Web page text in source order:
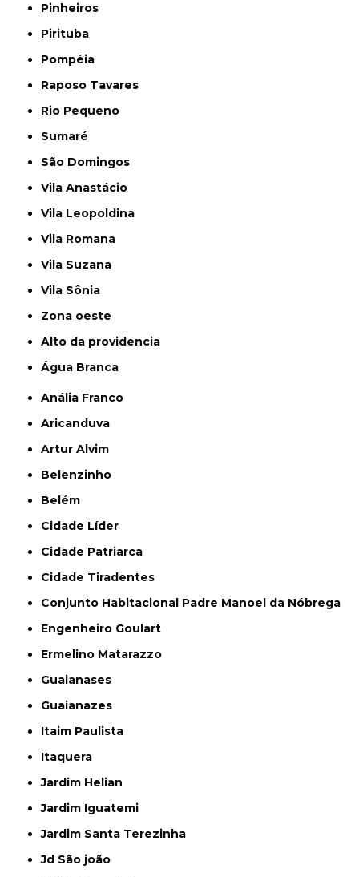
Pinheiros
Pirituba
Pompéia
Raposo Tavares
Rio Pequeno
Sumaré
São Domingos
Vila Anastácio
Vila Leopoldina
Vila Romana
Vila Suzana
Vila Sônia
Zona oeste
alto da providencia
Água Branca
Anália Franco
Aricanduva
Artur Alvim
Belenzinho
Belém
Cidade Líder
Cidade Patriarca
Cidade Tiradentes
Conjunto Habitacional Padre Manoel da Nóbrega
Engenheiro Goulart
Ermelino Matarazzo
Guaianases
Guaianazes
Itaim Paulista
Itaquera
Jardim Helian
Jardim Iguatemi
Jardim Santa Terezinha
Jd São joão